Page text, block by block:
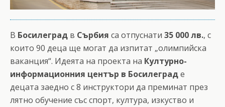
В Босилеград в Сърбия са отпуснати 35 000 лв., с
които 90 деца ще могат да изпитат „олимпийска
ваканция“. Идеята на проекта на Културно-
информационния център в Босилеграде
децата заедно с 8 инструктори да преминат през
лятно обучение със спорт, култура, изкуство и